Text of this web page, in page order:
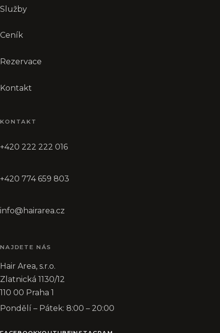
Služby
Ceník
Rezervace
Kontakt
KONTAKT
+420 222 222 016
+420 774 659 803
info@hairarea.cz
NAJDETE NÁS
Hair Area, s.r.o.
Zlatnická 1130/12
110 00 Praha 1
Pondělí – Pátek: 8:00 – 20:00